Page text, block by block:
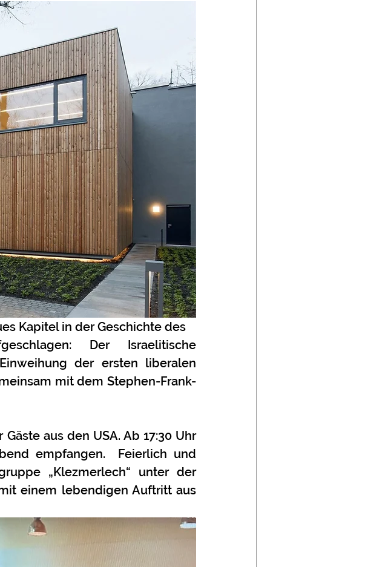
Kapitel in der Geschichte des
Der Israelitische
der ersten liberalen
mit dem Stephen-Frank-
aus den USA. Ab 17:30 Uhr
empfangen.  Feierlich und
„Klezmerlech“ unter der
einem lebendigen Auftritt aus